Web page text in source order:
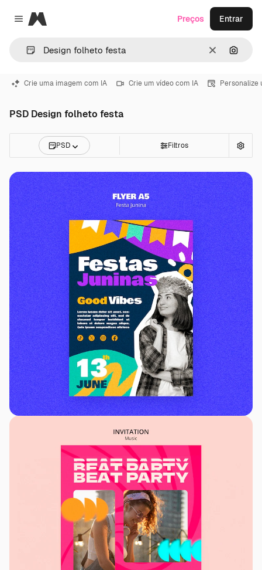
Close menu
Magnific
Limpar
Preços Entrar
Crie uma imagem com IA Crie um vídeo com IA Personalize
PSD Design folheto festa
PSD Filtros